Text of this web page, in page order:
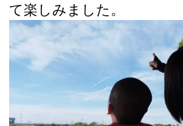
て楽しみました。